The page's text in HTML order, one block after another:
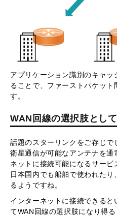
アプリケーション識別のキャ
ることで、ファーストパケッ
す。
WAN回線の選択肢とし
話題のスターリンクをご存じで
衛星通信が可能なアンテナを
ネットに接続可能になるサービ
日本国内でも船舶で使われた
るようですね。
インターネットに接続できる
てWAN回線の選択肢になり得